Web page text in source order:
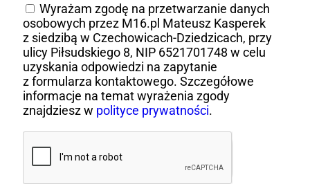
Wyrażam zgodę na przetwarzanie danych
osobowych przez M16.pl Mateusz Kasperek
z siedzibą w Czechowicach-Dziedzicach, przy
ulicy Piłsudskiego 8, NIP 6521701748 w celu
uzyskania odpowiedzi na zapytanie
z formularza kontaktowego. Szczegółowe
informacje na temat wyrażenia zgody
znajdziesz w polityce prywatności.